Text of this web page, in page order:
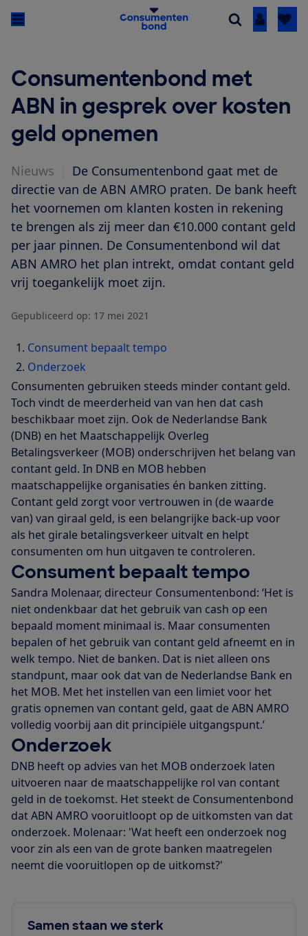
Inloggen
Consumentenbond met
ABN in gesprek over kosten
geld opnemen
Nieuws
De Consumentenbond gaat met de
directie van de ABN AMRO praten. De bank heeft
het voornemen om klanten kosten in rekening
te brengen als zij meer dan €10.000 contant geld
per jaar pinnen. De Consumentenbond wil dat
ABN AMRO het plan intrekt, omdat contant geld
vrij toegankelijk moet zijn.
Gepubliceerd op: 17 mei 2021
Consument bepaalt tempo
Onderzoek
Consumenten gebruiken steeds minder contant geld.
Toch vindt de meerderheid van van hen dat cash
beschikbaar moet zijn. Ook de Nederlandse Bank
(DNB) en het Maatschappelijk Overleg
Betalingsverkeer (MOB) onderschrijven het belang van
contant geld. In DNB en MOB hebben
maatschappelijke organisaties én banken zitting.
Contant geld zorgt voor vertrouwen in (de waarde
van) van giraal geld, is een belangrijke back-up voor
als het girale betalingsverkeer uitvalt en helpt
consumenten om hun uitgaven te controleren.
Consument bepaalt tempo
Sandra Molenaar, directeur Consumentenbond: ‘Het is
niet ondenkbaar dat het gebruik van cash op een
bepaald moment minimaal is. Maar consumenten
bepalen of het gebruik van contant geld afneemt en in
welk tempo. Niet de banken. Dat is niet alleen ons
standpunt, maar ook dat van de Nederlandse Bank en
het MOB. Met het instellen van een limiet voor het
gratis opnemen van contant geld, gaat de ABN AMRO
volledig voorbij aan dit principiële uitgangspunt.’
Onderzoek
DNB heeft op advies van het MOB onderzoek laten
uitvoeren naar de maatschappelijke rol van contant
geld in de toekomst. Het steekt de Consumentenbond
dat ABN AMRO vooruitloopt op de uitkomsten van dat
onderzoek. Molenaar: 'Wat heeft een onderzoek nog
voor zin als een van de grote banken maatregelen
neemt die vooruitlopen op de uitkomst?'
Samen staan we sterk